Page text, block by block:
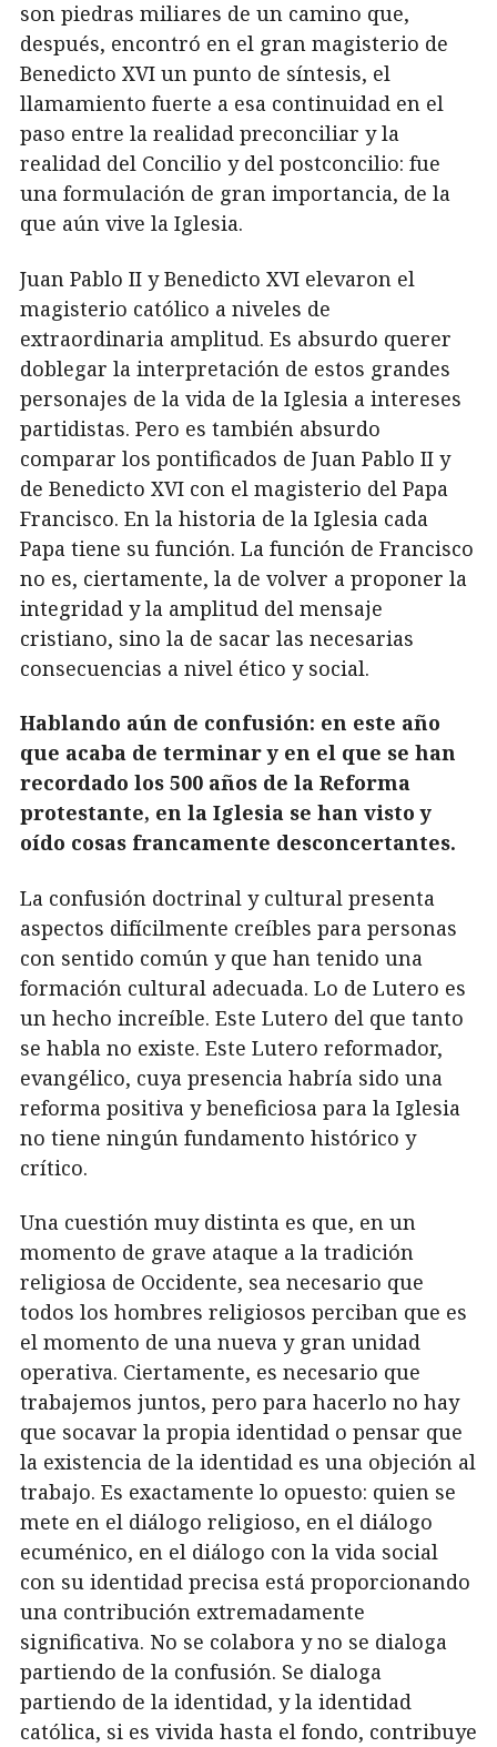
son piedras miliares de un camino que,
después, encontró en el gran magisterio de
Benedicto XVI un punto de síntesis, el
llamamiento fuerte a esa continuidad en el
paso entre la realidad preconciliar y la
realidad del Concilio y del postconcilio: fue
una formulación de gran importancia, de la
que aún vive la Iglesia.
Juan Pablo II y Benedicto XVI elevaron el
magisterio católico a niveles de
extraordinaria amplitud. Es absurdo querer
doblegar la interpretación de estos grandes
personajes de la vida de la Iglesia a intereses
partidistas. Pero es también absurdo
comparar los pontificados de Juan Pablo II y
de Benedicto XVI con el magisterio del Papa
Francisco. En la historia de la Iglesia cada
Papa tiene su función. La función de Francisco
no es, ciertamente, la de volver a proponer la
integridad y la amplitud del mensaje
cristiano, sino la de sacar las necesarias
consecuencias a nivel ético y social.
Hablando aún de confusión: en este año
que acaba de terminar y en el que se han
recordado los 500 años de la Reforma
protestante, en la Iglesia se han visto y
oído cosas francamente desconcertantes.
La confusión doctrinal y cultural presenta
aspectos difícilmente creíbles para personas
con sentido común y que han tenido una
formación cultural adecuada. Lo de Lutero es
un hecho increíble. Este Lutero del que tanto
se habla no existe. Este Lutero reformador,
evangélico, cuya presencia habría sido una
reforma positiva y beneficiosa para la Iglesia
no tiene ningún fundamento histórico y
crítico.
Una cuestión muy distinta es que, en un
momento de grave ataque a la tradición
religiosa de Occidente, sea necesario que
todos los hombres religiosos perciban que es
el momento de una nueva y gran unidad
operativa. Ciertamente, es necesario que
trabajemos juntos, pero para hacerlo no hay
que socavar la propia identidad o pensar que
la existencia de la identidad es una objeción al
trabajo. Es exactamente lo opuesto: quien se
mete en el diálogo religioso, en el diálogo
ecuménico, en el diálogo con la vida social
con su identidad precisa está proporcionando
una contribución extremadamente
significativa. No se colabora y no se dialoga
partiendo de la confusión. Se dialoga
partiendo de la identidad, y la identidad
católica, si es vivida hasta el fondo, contribuye